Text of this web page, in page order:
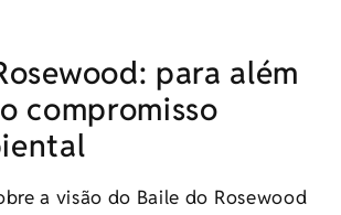
para além
compromisso
a visão do Baile do Rosewood